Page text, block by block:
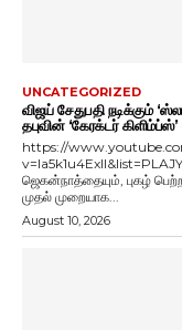
UNCATEGORIZED
விஜய் சேதுபதி நடிக்கும்
தபுவின் ‘கேரக்டர்
https://
v=Ia5k1u4ExlI&list=PLAJYBWGrOvf8 துடிப்பான
ஜெகன்நாத்தையும், புகழ்
முதல் முறையாக...
August 10, 2026